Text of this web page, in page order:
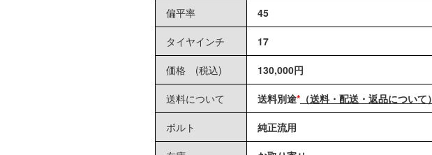
偏平率 45
タイヤインチ 17
価格 (税込) 130,000円
送料について 送料別途* （送料・配送・返品について）
ボルト 純正流用